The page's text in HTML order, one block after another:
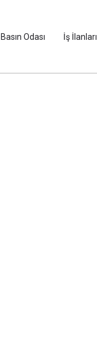
Basın Odası İş İlanları